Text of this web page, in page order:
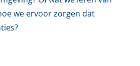
we ervoor zorgen dat